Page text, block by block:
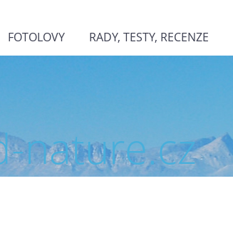
FOTOLOVY RADY, TESTY, RECENZE
nature.cz